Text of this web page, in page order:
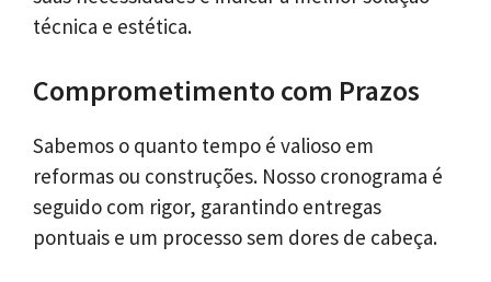
técnica e estética.
Comprometimento com Prazos
Sabemos o quanto tempo é valioso em
reformas ou construções. Nosso cronograma é
seguido com rigor, garantindo entregas
pontuais e um processo sem dores de cabeça.